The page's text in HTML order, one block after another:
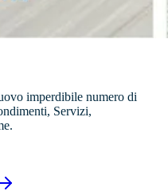
imperdibile numero di
Servizi,